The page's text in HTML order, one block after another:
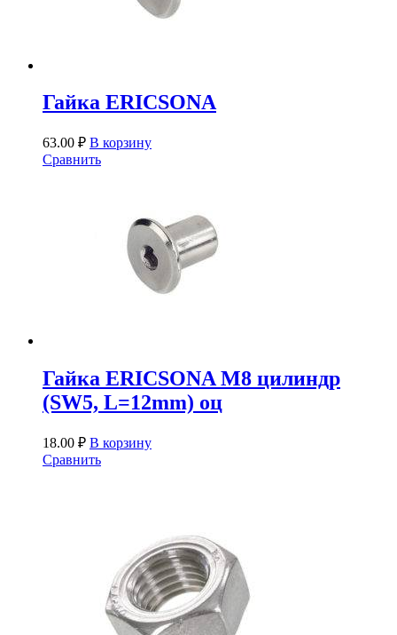
Гайка ERICSONA
63.00 ₽ В корзину
Сравнить
Гайка ERICSONA М8 цилиндр
(SW5, L=12mm) оц
18.00 ₽ В корзину
Сравнить